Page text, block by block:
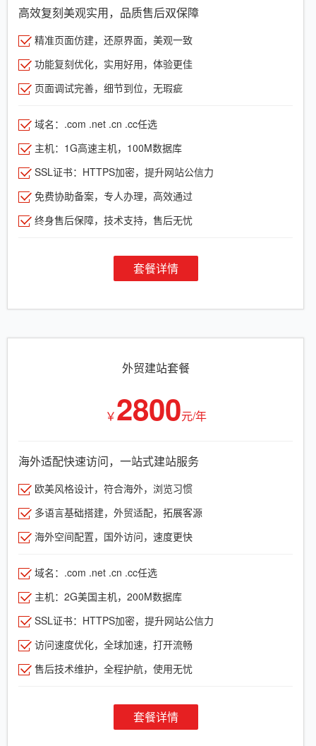
高效复刻美观实用，品质售后双保障
精准页面仿建，还原界面，美观一致
功能复刻优化，实用好用，体验更佳
页面调试完善，细节到位，无瑕疵
域名：.com .net .cn .cc任选
主机：1G高速主机，100M数据库
SSL证书：HTTPS加密，提升网站公信力
免费协助备案，专人办理，高效通过
终身售后保障，技术支持，售后无忧
套餐详情
外贸建站套餐
￥2800元/年
海外适配快速访问，一站式建站服务
欧美风格设计，符合海外，浏览习惯
多语言基础搭建，外贸适配，拓展客源
海外空间配置，国外访问，速度更快
域名：.com .net .cn .cc任选
主机：2G美国主机，200M数据库
SSL证书：HTTPS加密，提升网站公信力
访问速度优化，全球加速，打开流畅
售后技术维护，全程护航，使用无忧
套餐详情